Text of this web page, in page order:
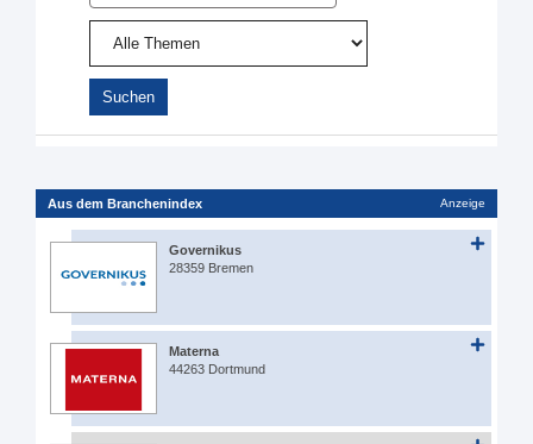
Aus dem Branchenindex Anzeige
Governikus
28359 Bremen
Materna
44263 Dortmund